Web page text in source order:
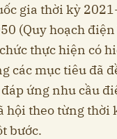
gia thời kỳ
(Quy hoạch
thực hiện có
các mục tiêu đã
ứng nhu cầu
theo từng thời
bước.